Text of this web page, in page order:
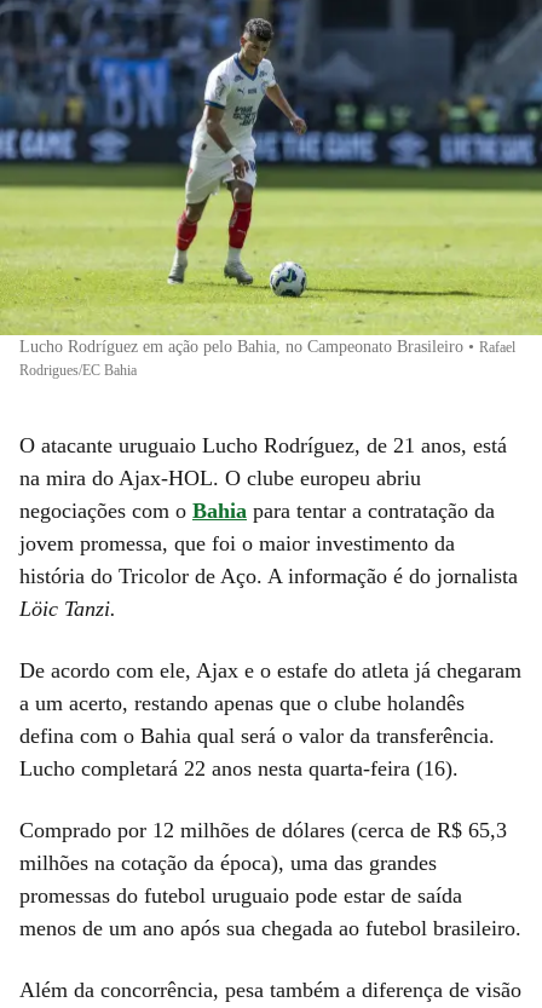
Lucho Rodríguez em ação pelo Bahia, no Campeonato Brasileiro • Rafael
Rodrigues/EC Bahia
O atacante uruguaio Lucho Rodríguez, de 21 anos, está
na mira do Ajax-HOL. O clube europeu abriu
negociações com o Bahia para tentar a contratação da
jovem promessa, que foi o maior investimento da
história do Tricolor de Aço. A informação é do jornalista
Löic Tanzi.
De acordo com ele, Ajax e o estafe do atleta já chegaram
a um acerto, restando apenas que o clube holandês
defina com o Bahia qual será o valor da transferência.
Lucho completará 22 anos nesta quarta-feira (16).
Comprado por 12 milhões de dólares (cerca de R$ 65,3
milhões na cotação da época), uma das grandes
promessas do futebol uruguaio pode estar de saída
menos de um ano após sua chegada ao futebol brasileiro.
Além da concorrência, pesa também a diferença de visão